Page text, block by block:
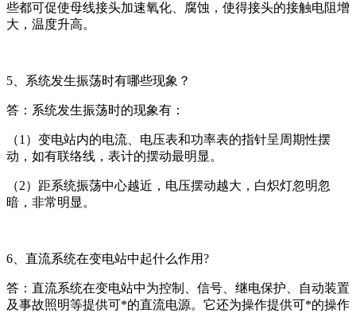
些都可促使母线接头加速氧化、腐蚀，使得接头的接触电阻增
大，温度升高。
5、系统发生振荡时有哪些现象？
答：系统发生振荡时的现象有：
（1）变电站内的电流、电压表和功率表的指针呈周期性摆
动，如有联络线，表计的摆动最明显。
（2）距系统振荡中心越近，电压摆动越大，白炽灯忽明忽
暗，非常明显。
6、直流系统在变电站中起什么作用?
答：直流系统在变电站中为控制、信号、继电保护、自动装置
及事故照明等提供可*的直流电源。它还为操作提供可*的操作